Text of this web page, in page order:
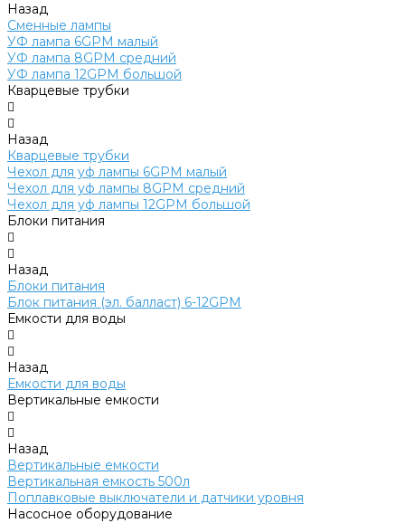
Назад
Сменные лампы
УФ лампа 6GPM малый
УФ лампа 8GPM средний
УФ лампа 12GPM большой
Кварцевые трубки
Назад
Кварцевые трубки
Чехол для уф лампы 6GPM малый
Чехол для уф лампы 8GPM средний
Чехол для уф лампы 12GPM большой
Блоки питания
Назад
Блоки питания
Блок питания (эл. балласт) 6-12GPM
Емкости для воды
Назад
Емкости для воды
Вертикальные емкости
Назад
Вертикальные емкости
Вертикальная емкость 500л
Поплавковые выключатели и датчики уровня
Насосное оборудование